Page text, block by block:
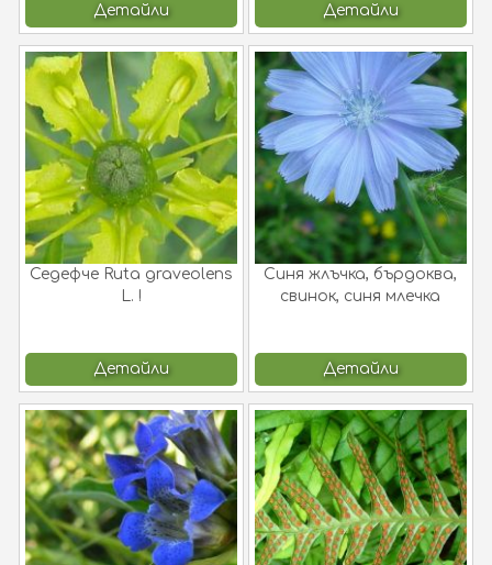
Детайли Детайли
Седефче Ruta graveolens
L. !
Детайли
Синя жлъчка, бърдоква,
свинок, синя млечка
Детайли